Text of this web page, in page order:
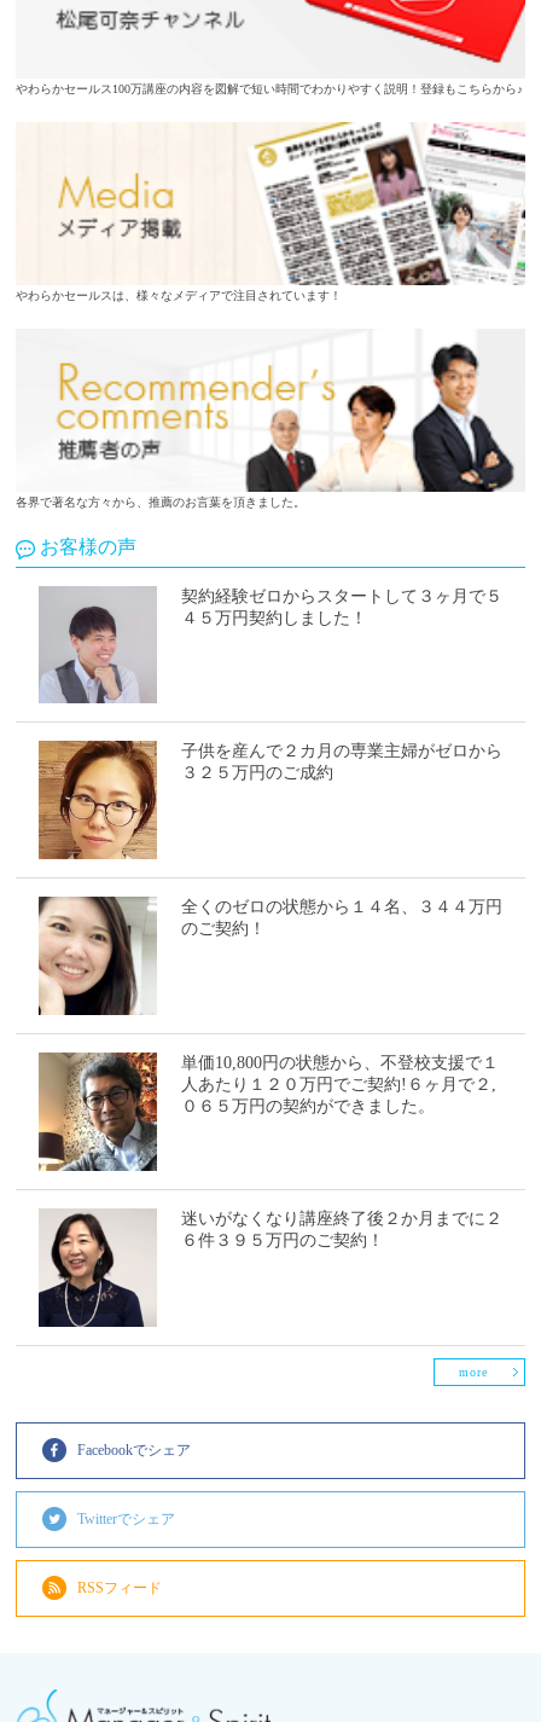
やわらかセールス100万講座の内容を図解で短い時間でわかりやすく説明！登録もこちらから♪
やわらかセールスは、様々なメディアで注目されています！
各界で著名な方々から、推薦のお言葉を頂きました。
お客様の声
契約経験ゼロからスタートして３ヶ月で５
４５万円契約しました！
子供を産んで２カ月の専業主婦がゼロから
３２５万円のご成約
全くのゼロの状態から１４名、３４４万円
のご契約！
単価10,800円の状態から、不登校支援で１
人あたり１２０万円でご契約!６ヶ月で２,
０６５万円の契約ができました。
迷いがなくなり講座終了後２か月までに２
６件３９５万円のご契約！
more
Facebookでシェア
Twitterでシェア
RSSフィード